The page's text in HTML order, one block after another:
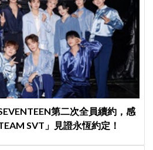
第二次全員續約，感
SVT」見證永恆約定！